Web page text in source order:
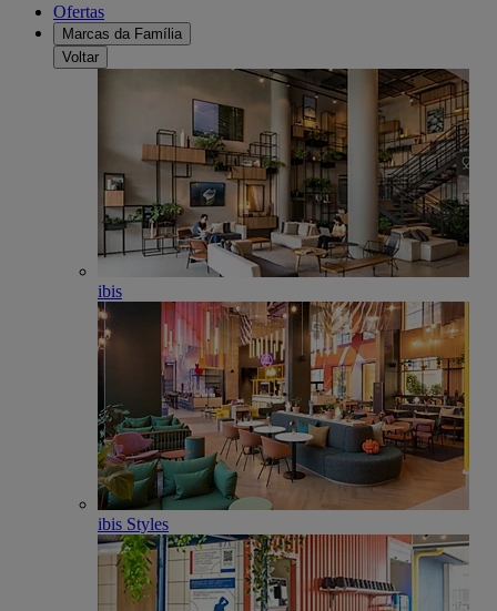
Ofertas
Marcas da Família
Voltar
ibis
ibis Styles